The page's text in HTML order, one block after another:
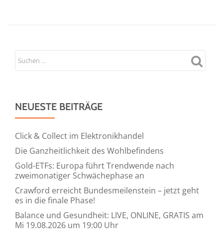
NEUESTE BEITRÄGE
Click & Collect im Elektronikhandel
Die Ganzheitlichkeit des Wohlbefindens
Gold-ETFs: Europa führt Trendwende nach
zweimonatiger Schwächephase an
Crawford erreicht Bundesmeilenstein – jetzt geht
es in die finale Phase!
Balance und Gesundheit: LIVE, ONLINE, GRATIS am
Mi 19.08.2026 um 19:00 Uhr